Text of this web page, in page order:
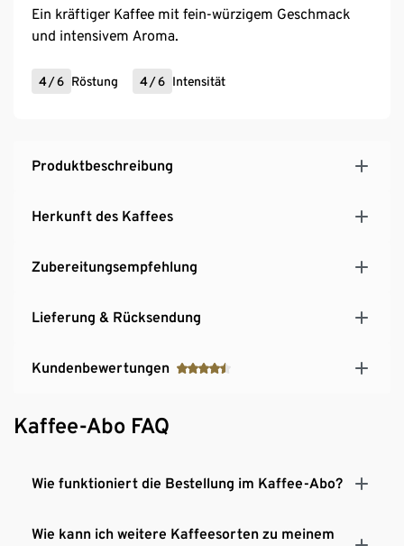
Ein kräftiger Kaffee mit fein-würzigem Geschmack
und intensivem Aroma.
4/6 Röstung 4/6 Intensität
Produktbeschreibung
Herkunft des Kaffees
Zubereitungsempfehlung
Lieferung & Rücksendung
Kundenbewertungen
Kaffee-Abo FAQ
Wie funktioniert die Bestellung im Kaffee-Abo?
Wie kann ich weitere Kaffeesorten zu meinem